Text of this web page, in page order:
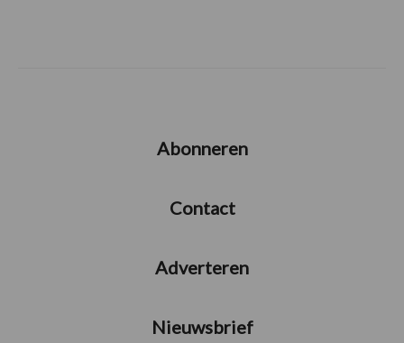
Abonneren
Contact
Adverteren
Nieuwsbrief